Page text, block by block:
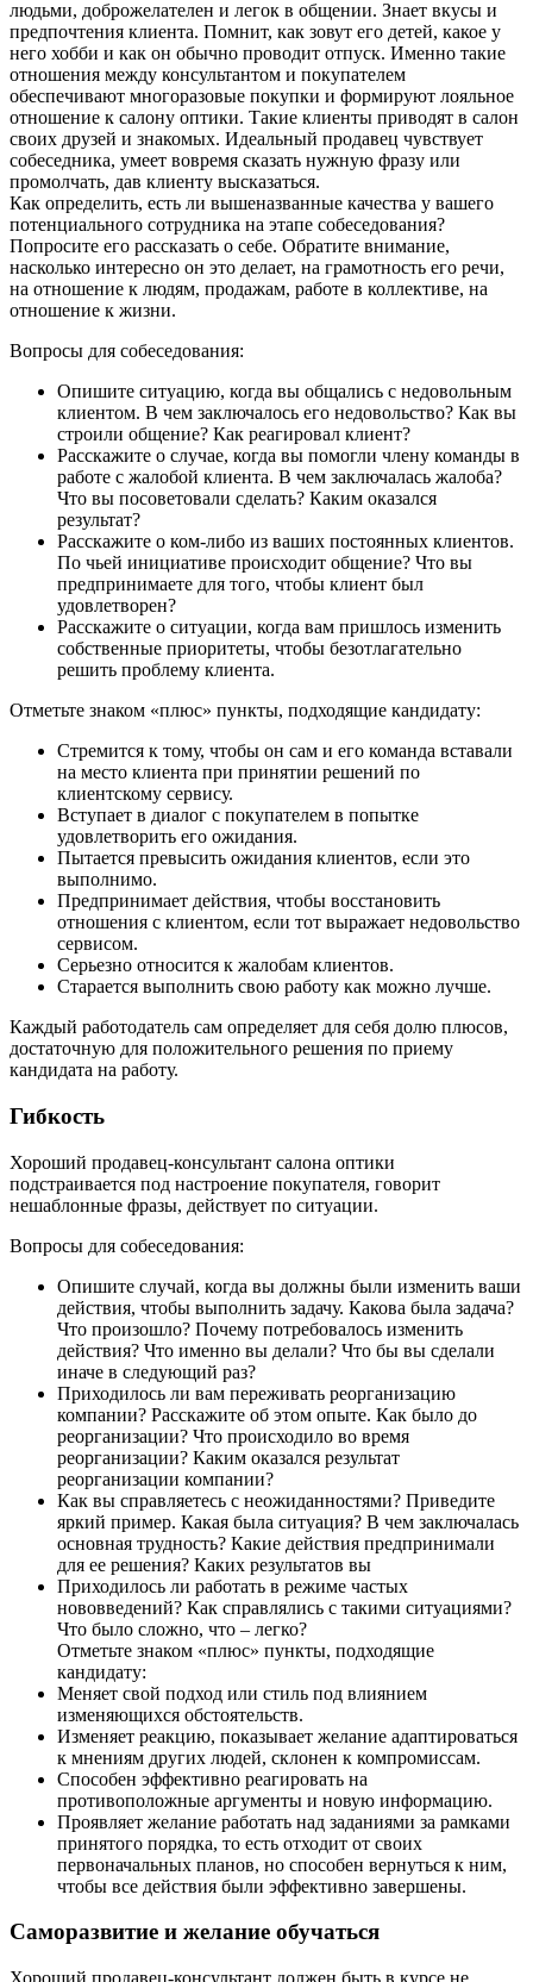
людьми, доброжелателен и легок в общении. Знает вкусы и
предпочтения клиента. Помнит, как зовут его детей, какое у
него хобби и как он обычно проводит отпуск. Именно такие
отношения между консультантом и покупателем
обеспечивают многоразовые покупки и формируют лояльное
отношение к салону оптики. Такие клиенты приводят в салон
своих друзей и знакомых. Идеальный продавец чувствует
собеседника, умеет вовремя сказать нужную фразу или
промолчать, дав клиенту высказаться.
Как определить, есть ли вышеназванные качества у вашего
потенциального сотрудника на этапе собеседования?
Попросите его рассказать о себе. Обратите внимание,
насколько интересно он это делает, на грамотность его речи,
на отношение к людям, продажам, работе в коллективе, на
отношение к жизни.
Вопросы для собеседования:
Опишите ситуацию, когда вы общались с недовольным
клиентом. В чем заключалось его недовольство? Как вы
строили общение? Как реагировал клиент?
Расскажите о случае, когда вы помогли члену команды в
работе с жалобой клиента. В чем заключалась жалоба?
Что вы посоветовали сделать? Каким оказался
результат?
Расскажите о ком-либо из ваших постоянных клиентов.
По чьей инициативе происходит общение? Что вы
предпринимаете для того, чтобы клиент был
удовлетворен?
Расскажите о ситуации, когда вам пришлось изменить
собственные приоритеты, чтобы безотлагательно
решить проблему клиента.
Отметьте знаком «плюс» пункты, подходящие кандидату:
Стремится к тому, чтобы он сам и его команда вставали
на место клиента при принятии решений по
клиентскому сервису.
Вступает в диалог с покупателем в попытке
удовлетворить его ожидания.
Пытается превысить ожидания клиентов, если это
выполнимо.
Предпринимает действия, чтобы восстановить
отношения с клиентом, если тот выражает недовольство
сервисом.
Серьезно относится к жалобам клиентов.
Старается выполнить свою работу как можно лучше.
Каждый работодатель сам определяет для себя долю плюсов,
достаточную для положительного решения по приему
кандидата на работу.
Гибкость
Хороший продавец-консультант салона оптики
подстраивается под настроение покупателя, говорит
нешаблонные фразы, действует по ситуации.
Вопросы для собеседования:
Опишите случай, когда вы должны были изменить ваши
действия, чтобы выполнить задачу. Какова была задача?
Что произошло? Почему потребовалось изменить
действия? Что именно вы делали? Что бы вы сделали
иначе в следующий раз?
Приходилось ли вам переживать реорганизацию
компании? Расскажите об этом опыте. Как было до
реорганизации? Что происходило во время
реорганизации? Каким оказался результат
реорганизации компании?
Как вы справляетесь с неожиданностями? Приведите
яркий пример. Какая была ситуация? В чем заключалась
основная трудность? Какие действия предпринимали
для ее решения? Каких результатов вы
Приходилось ли работать в режиме частых
нововведений? Как справлялись с такими ситуациями?
Что было сложно, что – легко?
Отметьте знаком «плюс» пункты, подходящие
кандидату:
Меняет свой подход или стиль под влиянием
изменяющихся обстоятельств.
Изменяет реакцию, показывает желание адаптироваться
к мнениям других людей, склонен к компромиссам.
Способен эффективно реагировать на
противоположные аргументы и новую информацию.
Проявляет желание работать над заданиями за рамками
принятого порядка, то есть отходит от своих
первоначальных планов, но способен вернуться к ним,
чтобы все действия были эффективно завершены.
Саморазвитие и желание обучаться
Хороший продавец-консультант должен быть в курсе не